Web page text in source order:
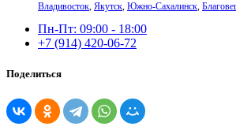
Владивосток, Якутск, Южно-Сахалинск,
Пн-Пт: 09:00 - 18:00
+7 (914) 420-06-72
Поделиться